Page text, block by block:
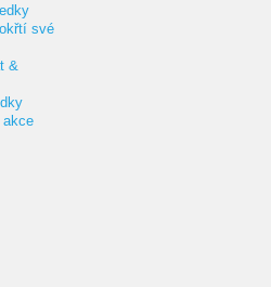
své
&
akce